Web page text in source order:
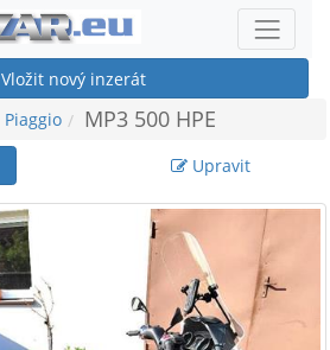
Vložit nový inzerát
Piaggio MP3 500 HPE
Upravit